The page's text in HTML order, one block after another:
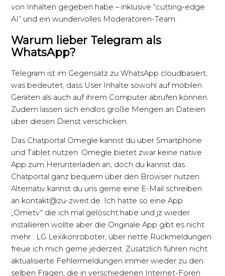
von Inhalten gegeben habe – inklusive “cutting-edge
AI” und ein wundervolles Moderatoren-Team.
Warum lieber Telegram als
WhatsApp?
Telegram ist im Gegensatz zu WhatsApp cloudbasiert,
was bedeutet, dass User Inhalte sowohl auf mobilen
Geräten als auch auf ihrem Computer abrufen können.
Zudem lassen sich endlos große Mengen an Dateien
über diesen Dienst verschicken.
Das Chatportal Omegle kannst du über Smartphone
und Tablet nutzen. Omegle bietet zwar keine native
App zum Herunterladen an, doch du kannst das
Chatportal ganz bequem über den Browser nutzen.
Alternativ kannst du uns gerne eine E-Mail schreiben
an kontakt@zu-zweit.de. Ich hatte so eine App
„Ometv“ die ich mal gelöscht habe und jz wieder
installieren wollte aber die Originale App gibt es nicht
mehr . LG Lexikonroboter, über nette Rückmeldungen
freue ich mich gerne jederzeit. Zusätzlich führen nicht
aktualisierte Fehlermeldungen immer wieder zu den
selben Fragen, die in verschiedenen Internet-Foren